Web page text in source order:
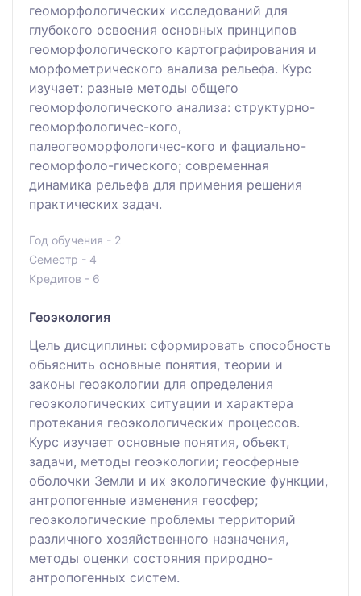
геоморфологических исследований для
глубокого освоения основных принципов
геоморфологического картографирования и
морфометрического анализа рельефа. Курс
изучает: разные методы общего
геоморфологического анализа: структурно-
геоморфологичес-кого,
палеогеоморфологичес-кого и фациально-
геоморфоло-гического; современная
динамика рельефа для примения решения
практических задач.
Год обучения - 2
Семестр - 4
Кредитов - 6
Геоэкология
Цель дисциплины: сформировать способность
обьяснить основные понятия, теории и
законы геоэкологии для определения
геоэкологических ситуации и характера
протекания геоэкологических процессов.
Курс изучает основные понятия, объект,
задачи, методы геоэкологии; геосферные
оболочки Земли и их экологические функции,
антропогенные изменения геосфер;
геоэкологические проблемы территорий
различного хозяйственного назначения,
методы оценки состояния природно-
антропогенных систем.